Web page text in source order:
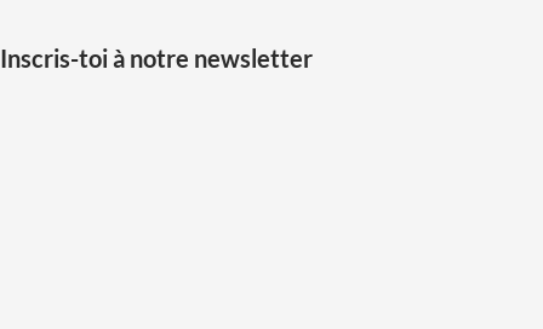
Inscris-toi à notre newsletter